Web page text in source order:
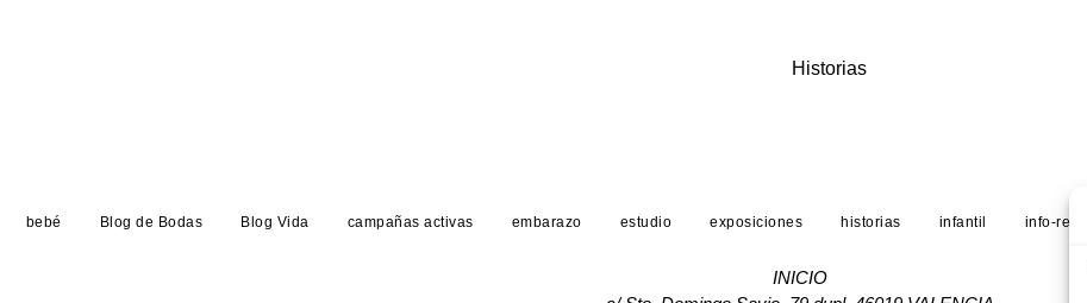
Historias
bebé Blog de Bodas Blog Vida campañas activas embarazo estudio exposiciones historias infantil info-
INICIO